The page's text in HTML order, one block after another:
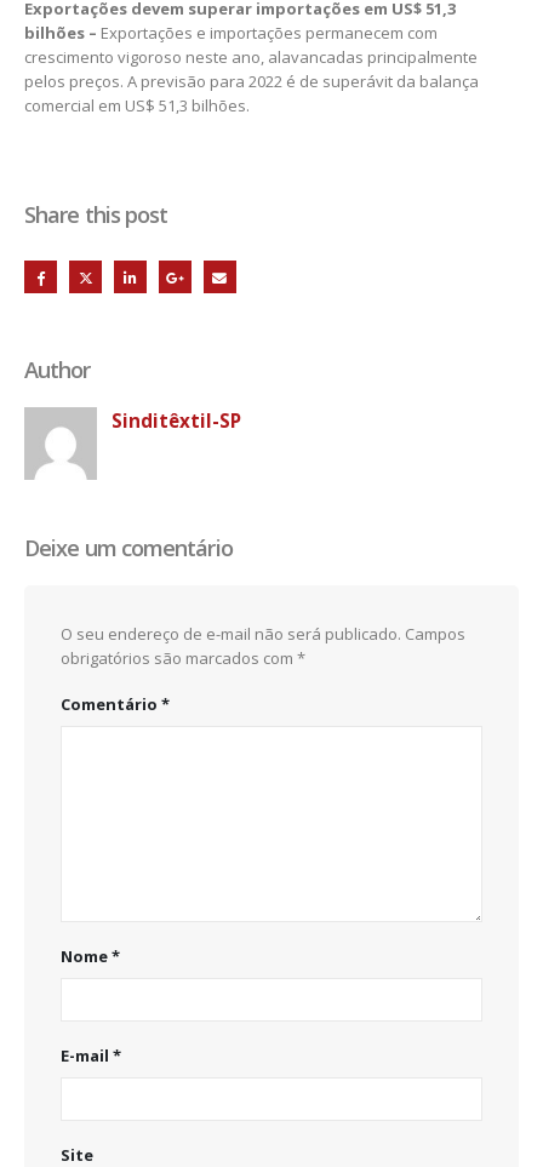
Exportações devem superar importações em US$ 51,3
bilhões – Exportações e importações permanecem com
crescimento vigoroso neste ano, alavancadas principalmente
pelos preços. A previsão para 2022 é de superávit da balança
comercial em US$ 51,3 bilhões.
Share this post
Author
Sinditêxtil-SP
Deixe um comentário
O seu endereço de e-mail não será publicado. Campos
obrigatórios são marcados com *
Comentário *
Nome*
E-mail *
Site